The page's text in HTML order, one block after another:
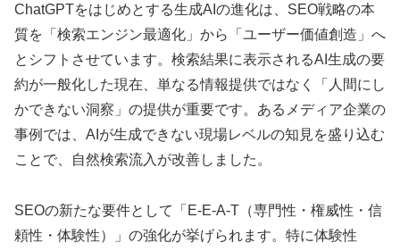
ChatGPTをはじめとする生成AIの進化は、SEO戦略の本
質を「検索エンジン最適化」から「ユーザー価値創造」へ
とシフトさせています。検索結果に表示されるAI生成の要
約が一般化した現在、単なる情報提供ではなく「人間にし
かできない洞察」の提供が重要です。あるメディア企業の
事例では、AIが生成できない現場レベルの知見を盛り込む
ことで、自然検索流入が改善しました。
SEOの新たな要件として「E-E-A-T（専門性・権威性・信
頼性・体験性）」の強化が挙げられます。特に体験性